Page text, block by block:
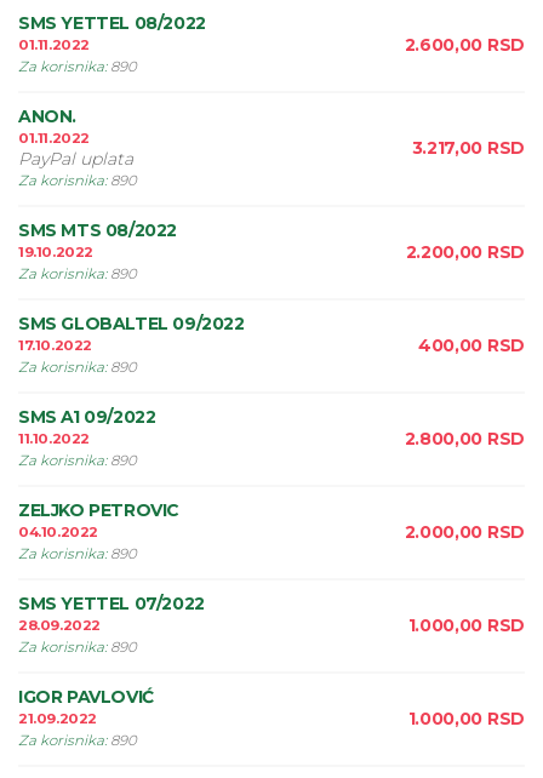
SMS YETTEL 08/2022
01.11.2022
Za korisnika: 890
2.600,00 RSD
ANON.
01.11.2022
PayPal uplata
Za korisnika: 890
3.217,00 RSD
SMS MTS 08/2022
19.10.2022
Za korisnika: 890
2.200,00 RSD
SMS GLOBALTEL 09/2022
17.10.2022
Za korisnika: 890
400,00 RSD
SMS A1 09/2022
11.10.2022
Za korisnika: 890
2.800,00 RSD
ZELJKO PETROVIC
04.10.2022
Za korisnika: 890
2.000,00 RSD
SMS YETTEL 07/2022
28.09.2022
Za korisnika: 890
1.000,00 RSD
IGOR PAVLOVIĆ
21.09.2022
Za korisnika: 890
1.000,00 RSD